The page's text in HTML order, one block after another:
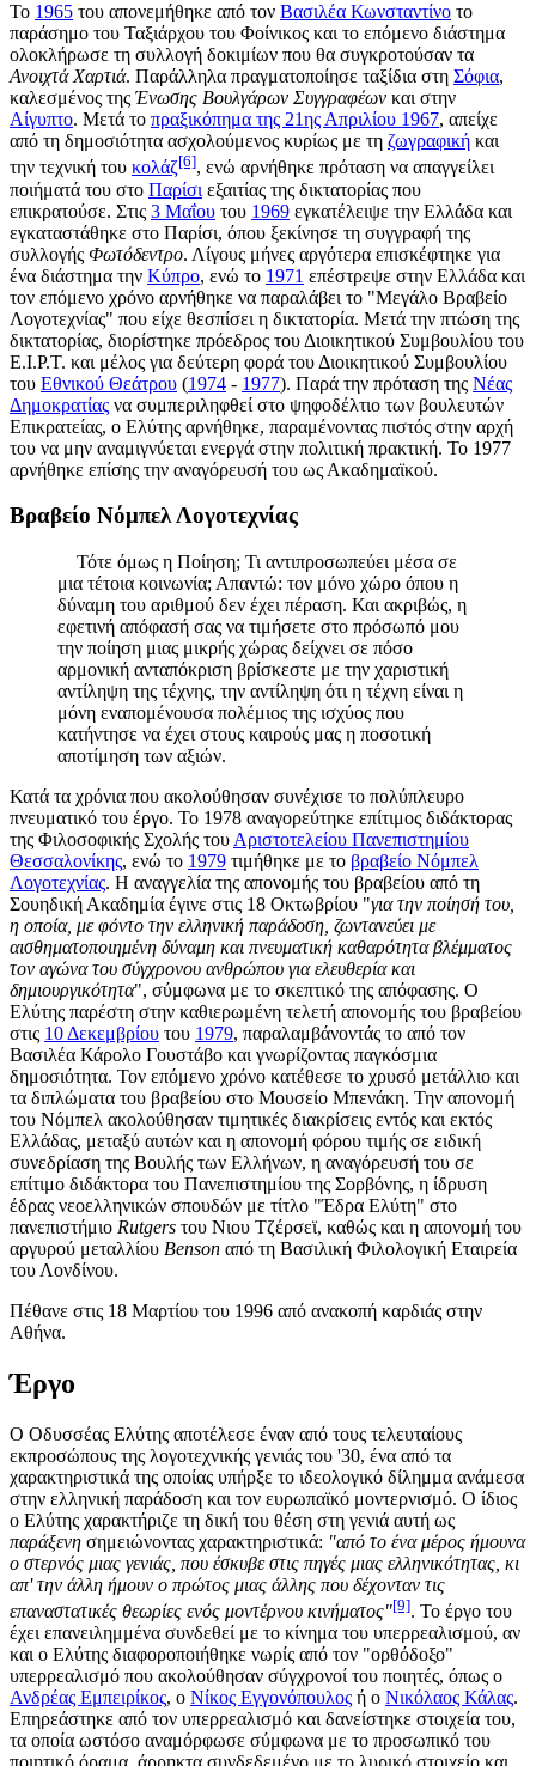
To 1965 του απονεμήθηκε από τον Βασιλέα Κωνσταντίνο το
παράσημο του Ταξιάρχου του Φοίνικος και το επόμενο διάστημα
ολοκλήρωσε τη συλλογή δοκιμίων που θα συγκροτούσαν τα
Ανοιχτά Χαρτιά. Παράλληλα πραγματοποίησε ταξίδια στη Σόφια,
καλεσμένος της Ένωσης Βουλγάρων Συγγραφέων και στην
Αίγυπτο. Μετά το πραξικόπημα της 21ης Απριλίου 1967, απείχε
από τη δημοσιότητα ασχολούμενος κυρίως με τη ζωγραφική και
την τεχνική του κολάζ[6], ενώ αρνήθηκε πρόταση να απαγγείλει
ποιήματά του στο Παρίσι εξαιτίας της δικτατορίας που
επικρατούσε. Στις 3 Μαΐου του 1969 εγκατέλειψε την Ελλάδα και
εγκαταστάθηκε στο Παρίσι, όπου ξεκίνησε τη συγγραφή της
συλλογής Φωτόδεντρο. Λίγους μήνες αργότερα επισκέφτηκε για
ένα διάστημα την Κύπρο, ενώ το 1971 επέστρεψε στην Ελλάδα και
τον επόμενο χρόνο αρνήθηκε να παραλάβει το "Μεγάλο Βραβείο
Λογοτεχνίας" που είχε θεσπίσει η δικτατορία. Μετά την πτώση της
δικτατορίας, διορίστηκε πρόεδρος του Διοικητικού Συμβουλίου του
Ε.Ι.Ρ.Τ. και μέλος για δεύτερη φορά του Διοικητικού Συμβουλίου
του Εθνικού Θεάτρου (1974 - 1977). Παρά την πρόταση της Νέας
Δημοκρατίας να συμπεριληφθεί στο ψηφοδέλτιο των βουλευτών
Επικρατείας, ο Ελύτης αρνήθηκε, παραμένοντας πιστός στην αρχή
του να μην αναμιγνύεται ενεργά στην πολιτική πρακτική. Το 1977
αρνήθηκε επίσης την αναγόρευσή του ως Ακαδημαϊκού.
Βραβείο Νόμπελ Λογοτεχνίας
Τότε όμως η Ποίηση; Τι αντιπροσωπεύει μέσα σε
μια τέτοια κοινωνία; Απαντώ: τον μόνο χώρο όπου η
δύναμη του αριθμού δεν έχει πέραση. Και ακριβώς, η
εφετινή απόφασή σας να τιμήσετε στο πρόσωπό μου
την ποίηση μιας μικρής χώρας δείχνει σε πόσο
αρμονική ανταπόκριση βρίσκεστε με την χαριστική
αντίληψη της τέχνης, την αντίληψη ότι η τέχνη είναι η
μόνη εναπομένουσα πολέμιος της ισχύος που
κατήντησε να έχει στους καιρούς μας η ποσοτική
αποτίμηση των αξιών.
Κατά τα χρόνια που ακολούθησαν συνέχισε το πολύπλευρο
πνευματικό του έργο. Το 1978 αναγορεύτηκε επίτιμος διδάκτορας
της Φιλοσοφικής Σχολής του Αριστοτελείου Πανεπιστημίου
Θεσσαλονίκης, ενώ το 1979 τιμήθηκε με το βραβείο Νόμπελ
Λογοτεχνίας. Η αναγγελία της απονομής του βραβείου από τη
Σουηδική Ακαδημία έγινε στις 18 Οκτωβρίου "για την ποίησή του,
η οποία, με φόντο την ελληνική παράδοση, ζωντανεύει με
αισθηματοποιημένη δύναμη και πνευματική καθαρότητα βλέμματος
τον αγώνα του σύγχρονου ανθρώπου για ελευθερία και
δημιουργικότητα", σύμφωνα με το σκεπτικό της απόφασης. Ο
Ελύτης παρέστη στην καθιερωμένη τελετή απονομής του βραβείου
στις 10 Δεκεμβρίου του 1979, παραλαμβάνοντάς το από τον
Βασιλέα Κάρολο Γουστάβο και γνωρίζοντας παγκόσμια
δημοσιότητα. Τον επόμενο χρόνο κατέθεσε το χρυσό μετάλλιο και
τα διπλώματα του βραβείου στο Μουσείο Μπενάκη. Την απονομή
του Νόμπελ ακολούθησαν τιμητικές διακρίσεις εντός και εκτός
Ελλάδας, μεταξύ αυτών και η απονομή φόρου τιμής σε ειδική
συνεδρίαση της Βουλής των Ελλήνων, η αναγόρευσή του σε
επίτιμο διδάκτορα του Πανεπιστημίου της Σορβόνης, η ίδρυση
έδρας νεοελληνικών σπουδών με τίτλο "Έδρα Ελύτη" στο
πανεπιστήμιο Rutgers του Νιου Τζέρσεϊ, καθώς και η απονομή του
αργυρού μεταλλίου Benson από τη Βασιλική Φιλολογική Εταιρεία
του Λονδίνου.
Πέθανε στις 18 Μαρτίου του 1996 από ανακοπή καρδιάς στην
Αθήνα.
Έργο
Ο Οδυσσέας Ελύτης αποτέλεσε έναν από τους τελευταίους
εκπροσώπους της λογοτεχνικής γενιάς του '30, ένα από τα
χαρακτηριστικά της οποίας υπήρξε το ιδεολογικό δίλημμα ανάμεσα
στην ελληνική παράδοση και τον ευρωπαϊκό μοντερνισμό. Ο ίδιος
ο Ελύτης χαρακτήριζε τη δική του θέση στη γενιά αυτή ως
παράξενη σημειώνοντας χαρακτηριστικά: "από το ένα μέρος ήμουνα
ο στερνός μιας γενιάς, που έσκυβε στις πηγές μιας ελληνικότητας, κι
απ' την άλλη ήμουν ο πρώτος μιας άλλης που δέχονταν τις
επαναστατικές θεωρίες ενός μοντέρνου κινήματος"[9]. Το έργο του
έχει επανειλημμένα συνδεθεί με το κίνημα του υπερρεαλισμού, αν
και ο Ελύτης διαφοροποιήθηκε νωρίς από τον "ορθόδοξο"
υπερρεαλισμό που ακολούθησαν σύγχρονοί του ποιητές, όπως ο
Ανδρέας Εμπειρίκος, ο Νίκος Εγγονόπουλος ή ο Νικόλαος Κάλας.
Επηρεάστηκε από τον υπερρεαλισμό και δανείστηκε στοιχεία του,
τα οποία ωστόσο αναμόρφωσε σύμφωνα με το προσωπικό του